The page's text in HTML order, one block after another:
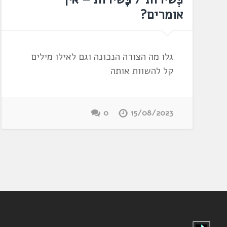
אומרים?
גלו מה הצורה הנכונה וגם לאילו מילים
קל להשוות אותה
15/08/2023
0